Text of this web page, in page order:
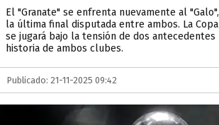
El "Granate" se enfrenta nuevamente al
la última final disputada entre ambos. La Copa
se jugará bajo la tensión de dos antecedentes
historia de ambos clubes.
Publicado: 21-11-2025 09:42